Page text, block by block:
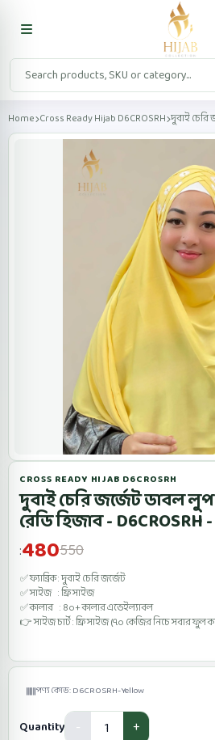
Home Cross Ready Hijab D6CROSRH
CROSS READY HIJAB D6CROSRH
দুবাই চেরি জর্জেট ডাবল লুপ
রেডি হিজাব -
:480550
✅ ফ্যাব্রিক : দুবাই চেরি জর্জেট
✅ সাইজ : ফ্রি সাইজ
✅ কালার : ৪০+ কালার এভেইল্যাবল
👉 সাইজ চার্ট : ফ্রি সাইজ (৭০ কেজির নিচে সবার ফুল
পণ্য কোড: D6CROSRH-Yellow
Quantity